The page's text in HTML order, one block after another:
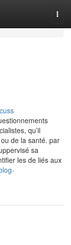
qu’il
de la santé. par
sa
les de liés aux